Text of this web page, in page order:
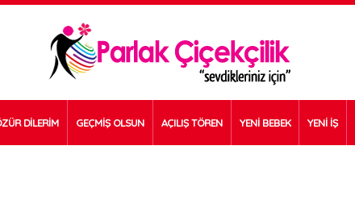
DİLERİM GEÇMİŞ OLSUN AÇILIŞ TÖREN YENİ BEBEK YENİ İŞ